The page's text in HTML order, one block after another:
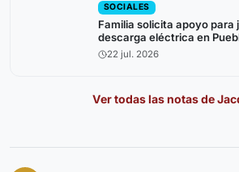
SOCIALES
Familia solicita apoyo para
descarga eléctrica en
22 jul. 2026
Ver todas las notas de